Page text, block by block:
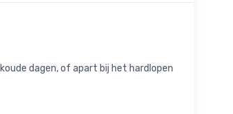
dagen, of apart bij het hardlopen